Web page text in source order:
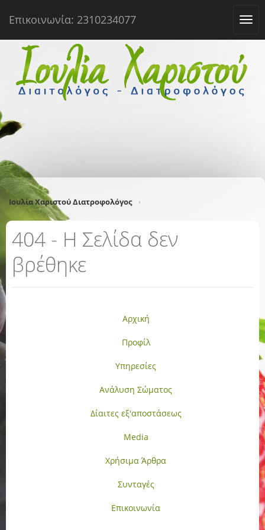
Επικοινωνία: 2310234077
Ιουλία Χαριστού Διατροφολόγος
404 - Η Σελίδα δεν
βρέθηκε
Αρχική
Προφίλ
Υπηρεσίες
Ανάλυση Σώματος
Δίαιτες εξ'αποστάσεως
Media
Χρήσιμα Άρθρα
Συνταγές
Επικοινωνία